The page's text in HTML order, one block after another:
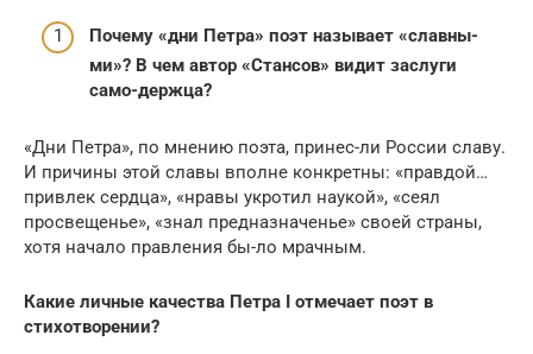
Почему «дни Петра» поэт называет «славны-
ми»? В чем автор «Стансов» видит заслуги
само-держца?
«Дни Петра», по мнению поэта, принес-ли России славу.
И причины этой славы вполне конкретны: «правдой…
привлек сердца», «нравы укротил наукой», «сеял
просвещенье», «знал предназначенье» своей страны,
хотя начало правления бы-ло мрачным.
Какие личные качества Петра I отмечает поэт в
стихотворении?